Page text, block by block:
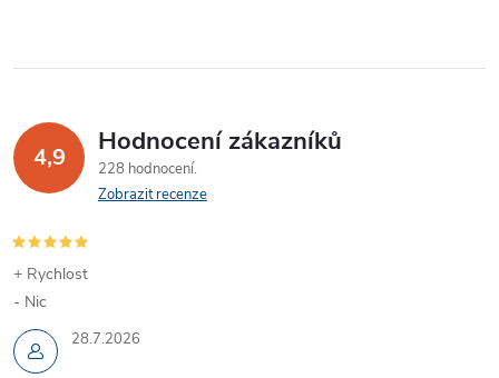
4,9 Hodnocení zákazníků
228 hodnocení
Zobrazit recenze
28.7.2026
+ Rychlost
- Nic